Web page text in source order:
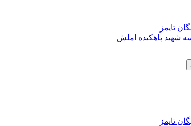
تایمز
شهید پاهکیده املش
تایمز